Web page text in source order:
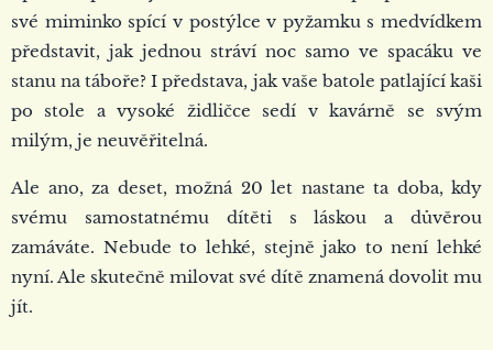
své miminko spící v postýlce v pyžamku s medvídkem
představit, jak jednou stráví noc samo ve spacáku ve
stanu na táboře? I představa, jak vaše batole patlající kaši
po stole a vysoké židličce sedí v kavárně se svým
milým, je neuvěřitelná.
Ale ano, za deset, možná 20 let nastane ta doba, kdy
svému samostatnému dítěti s láskou a důvěrou
zamáváte. Nebude to lehké, stejně jako to není lehké
nyní. Ale skutečně milovat své dítě znamená dovolit mu
jít.